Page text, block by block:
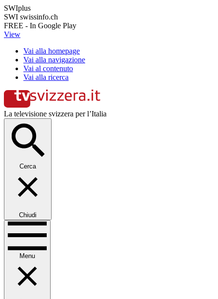
SWIplus
SWI swissinfo.ch
FREE - In Google Play
View
Vai alla homepage
Vai alla navigazione
Vai al contenuto
Vai alla ricerca
La televisione svizzera per l’Italia
Cerca
Chiudi
Menu